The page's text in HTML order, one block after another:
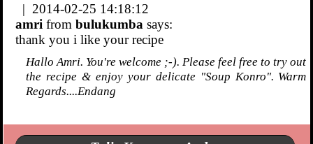
| 2014-02-25 14:18:12
amri from bulukumba says:
thank you i like your recipe
Hallo Amri. You're welcome ;-). Please feel free to try out
the recipe & enjoy your delicate "Soup Konro". Warm
Regards....Endang